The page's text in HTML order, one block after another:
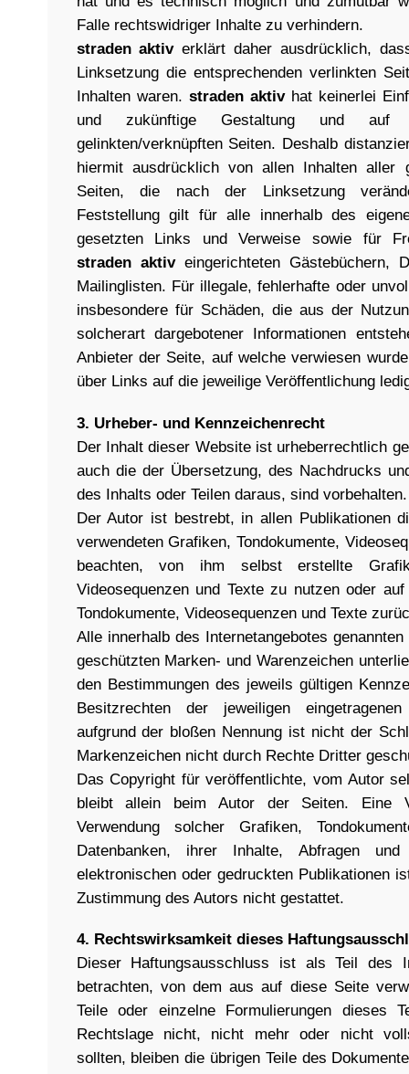
Falle rechtswidriger Inhalte zu verhindern.
straden aktiverklärt daher ausdrücklich,
Linksetzung die entsprechenden verlinkten
Inhalten waren. straden aktivhat keinerlei
und zukünftige Gestaltung und
gelinkten/verknüpften Seiten. Deshalb
hiermit ausdrücklich von allen Inhalten aller
Seiten, die nach der Linksetzung
Feststellung gilt für alle innerhalb des
gesetzten Links und Verweise sowie für
straden aktiveingerichteten Gästebüchern,
Mailinglisten. Für illegale, fehlerhafte oder
insbesondere für Schäden, die aus der
solcherart dargebotener Informationen
Anbieter der Seite, auf welche verwiesen
über Links auf die jeweilige Veröffentlichung
3. Urheber- und Kennzeichenrecht
Der Inhalt dieser Website ist urheberrechtlich
auch die der Übersetzung, des Nachdrucks
des Inhalts oder Teilen daraus, sind vorbehalten.
Der Autor ist bestrebt, in allen Publikationen
verwendeten Grafiken, Tondokumente,
beachten, von ihm selbst erstellte
Videosequenzen und Texte zu nutzen oder
Tondokumente, Videosequenzen und Texte
Alle innerhalb des Internetangebotes
geschützten Marken- und Warenzeichen
den Bestimmungen des jeweils gültigen
Besitzrechten der jeweiligen
aufgrund der bloßen Nennung ist nicht der
Markenzeichen nicht durch Rechte Dritter
Das Copyright für veröffentlichte, vom Autor
bleibt allein beim Autor der Seiten. Eine
Verwendung solcher Grafiken,
Datenbanken, ihrer Inhalte, Abfragen
elektronischen oder gedruckten Publikationen
Zustimmung des Autors nicht gestattet.
4. Rechtswirksamkeit dieses
Dieser Haftungsausschluss ist als Teil des
betrachten, von dem aus auf diese Seite
Teile oder einzelne Formulierungen dieses
Rechtslage nicht, nicht mehr oder nicht
sollten, bleiben die übrigen Teile des